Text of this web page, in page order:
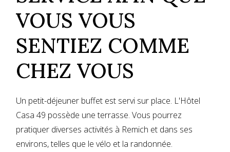
VOUS VOUS
SENTIEZ COMME
CHEZ VOUS
Un petit-déjeuner buffet est servi sur place. L'Hôtel
Casa 49 possède une terrasse. Vous pourrez
pratiquer diverses activités à Remich et dans ses
environs, telles que le vélo et la randonnée.